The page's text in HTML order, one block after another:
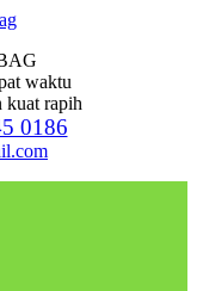
waktu
kuat rapih
0186